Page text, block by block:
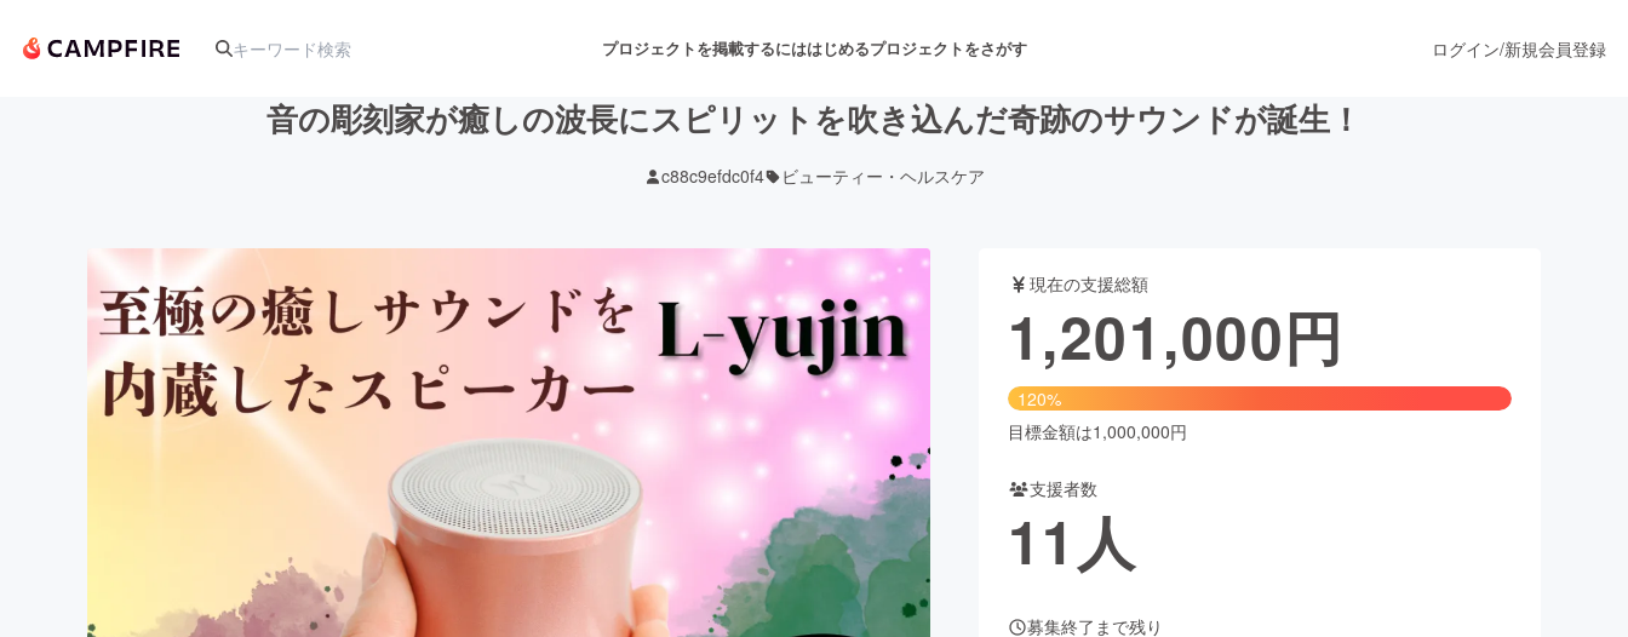
プロジェクトを掲載するにははじめるプロジェクトをさがす
アート・写真 音楽 舞台・パフォーマンス
テクノロジー・ガジェット ゲーム・サービス開発 フード・飲食店 ファッション
映像・映画 書籍・雑誌出版
チャレンジ ビューティー・ヘルスケア
まちづくり・地域活性化
ログイン/新規会員登録
音の彫刻家が癒しの波長にスピリットを吹き込んだ奇跡のサウンドが誕生！
c88c9efdc0f4 ビューティー・ヘルスケア
現在の支援総額
1,201,000円
120%
目標金額は1,000,000円
支援者数
11 人
募集終了まで残り